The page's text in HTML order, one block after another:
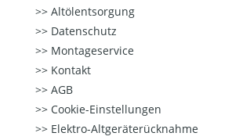
Altölentsorgung
Datenschutz
Montageservice
Kontakt
AGB
Cookie-Einstellungen
Elektro-Altgeräterücknahme